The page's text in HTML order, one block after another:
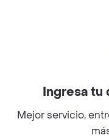
Myriam Camhi Co
Magnifique
Ingresa tu
Mejor servicio,